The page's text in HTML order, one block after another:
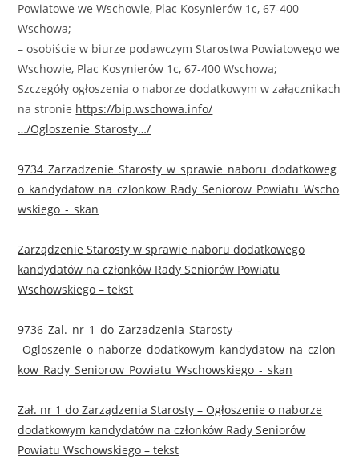
Powiatowe we Wschowie, Plac Kosynierów 1c, 67-400
Wschowa;
– osobiście w biurze podawczym Starostwa Powiatowego we
Wschowie, Plac Kosynierów 1c, 67-400 Wschowa;
Szczegóły ogłoszenia o naborze dodatkowym w załącznikach
na stronie https://bip.wschowa.info/
…/Ogloszenie_Starosty…/
9734_Zarzadzenie_Starosty_w_sprawie_naboru_dodatkoweg
o_kandydatow_na_czlonkow_Rady_Seniorow_Powiatu_Wscho
wskiego_-_skan
Zarządzenie Starosty w sprawie naboru dodatkowego
kandydatów na członków Rady Seniorów Powiatu
Wschowskiego – tekst
9736_Zal._nr_1_do_Zarzadzenia_Starosty_-
_Ogloszenie_o_naborze_dodatkowym_kandydatow_na_czlon
kow_Rady_Seniorow_Powiatu_Wschowskiego_-_skan
Zał. nr 1 do Zarządzenia Starosty – Ogłoszenie o naborze
dodatkowym kandydatów na członków Rady Seniorów
Powiatu Wschowskiego – tekst